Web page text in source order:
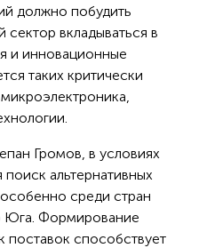
должно побудить
сектор вкладываться в
и инновационные
таких критически
Громов, в условиях
поиск альтернативных
среди стран
Юга. Формирование
поставок способствует